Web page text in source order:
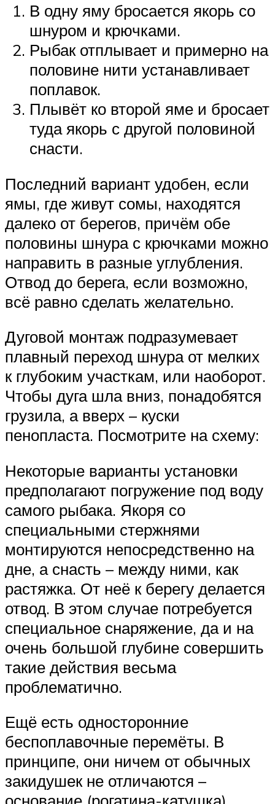
В одну яму бросается якорь со
шнуром и крючками.
Рыбак отплывает и примерно на
половине нити устанавливает
поплавок.
Плывёт ко второй яме и бросает
туда якорь с другой половиной
снасти.
Последний вариант удобен, если
ямы, где живут сомы, находятся
далеко от берегов, причём обе
половины шнура с крючками можно
направить в разные углубления.
Отвод до берега, если возможно,
всё равно сделать желательно.
Дуговой монтаж подразумевает
плавный переход шнура от мелких
к глубоким участкам, или наоборот.
Чтобы дуга шла вниз, понадобятся
грузила, а вверх – куски
пенопласта. Посмотрите на схему:
Некоторые варианты установки
предполагают погружение под воду
самого рыбака. Якоря со
специальными стержнями
монтируются непосредственно на
дне, а снасть – между ними, как
растяжка. От неё к берегу делается
отвод. В этом случае потребуется
специальное снаряжение, да и на
очень большой глубине совершить
такие действия весьма
проблематично.
Ещё есть односторонние
беспоплавочные перемёты. В
принципе, они ничем от обычных
закидушек не отличаются –